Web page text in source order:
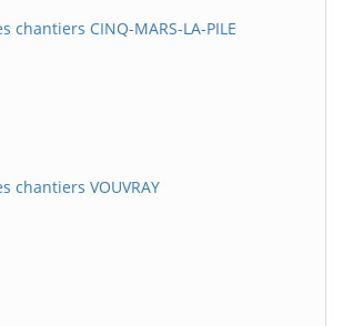
chantiers CINQ-MARS-LA-PILE
chantiers VOUVRAY